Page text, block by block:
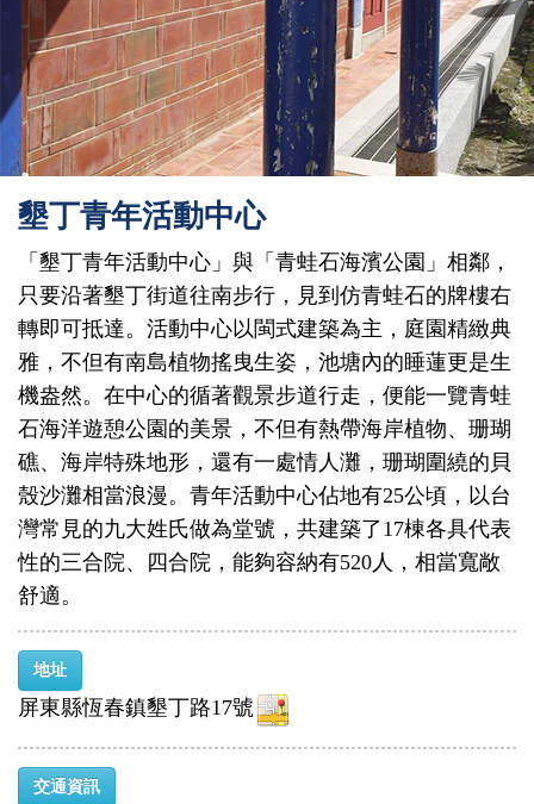
墾丁青年活動中心
「墾丁青年活動中心」與「青蛙石海濱公園」相鄰，
只要沿著墾丁街道往南步行，見到仿青蛙石的牌樓右
轉即可抵達。活動中心以閩式建築為主，庭園精緻典
雅，不但有南島植物搖曳生姿，池塘內的睡蓮更是生
機盎然。在中心的循著觀景步道行走，便能一覽青蛙
石海洋遊憩公園的美景，不但有熱帶海岸植物、珊瑚
礁、海岸特殊地形，還有一處情人灘，珊瑚圍繞的貝
殼沙灘相當浪漫。青年活動中心佔地有25公頃，以台
灣常見的九大姓氏做為堂號，共建築了17棟各具代表
性的三合院、四合院，能夠容納有520人，相當寬敞
舒適。
地址
屏東縣恆春鎮墾丁路17號
交通資訊